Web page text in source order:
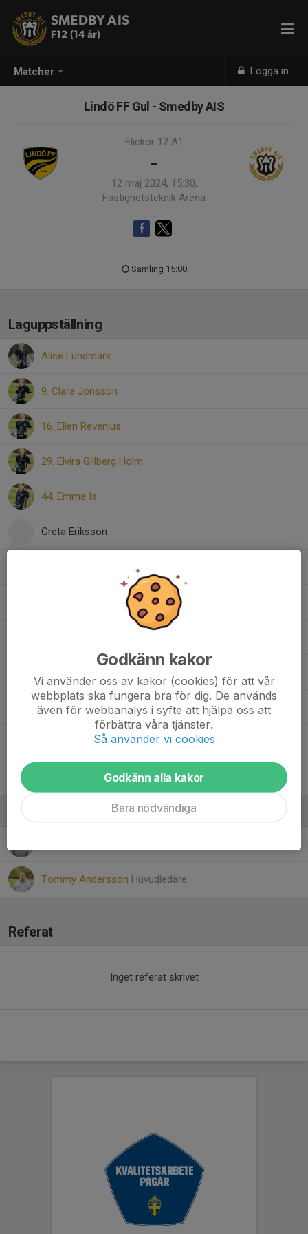
Matcher Logga in
SMEDBY AIS
F12 (14 år)
Lindö FF Gul - Smedby AIS
Flickor 12 A1
-
12 maj 2024, 15:30,
Fastighetsteknik Arena
Samling 15:00
Laguppställning
Alice Lundmark
9. Clara Jonsson
16. Ellen Revenius
29. Elvira Gillberg Holm
44. Emma Is
Greta Eriksson
37. Linnea Brogsten
3. Stella Åbrink
40. Thea Kalkan-Jonsson
Tommy Andersson Huvudledare
Referat
Inget referat skrivet
Godkänn kakor
Vi använder oss av kakor (cookies) för att vår
webbplats ska fungera bra för dig. De används
även för webbanalys i syfte att hjälpa oss att
förbättra våra tjänster.
Så använder vi cookies
Godkänn alla kakor
Bara nödvändiga